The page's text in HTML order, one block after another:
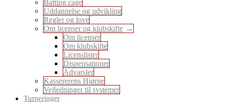
Batting cage
Uddannelse og udvikling
Regler og love
Om licenser og klubskifte
Om licenser
Om klubskifte
Licenslister
Dispensationer
Advarsler
Kassererens Hjørne
Vejledninger til systemer
Turneringer